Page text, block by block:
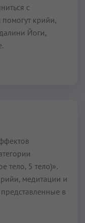
с
крийи,
Йоги,
тело, 5 тело)».
медитации и
в